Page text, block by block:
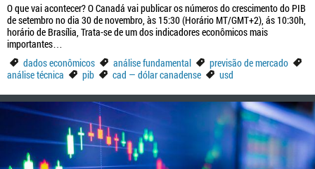
O que vai acontecer? O Canadá vai publicar os números do crescimento do PIB
de setembro no dia 30 de novembro, às 15:30 (Horário MT/GMT+2), ás 10:30h,
horário de Brasília, Trata-se de um dos indicadores econômicos mais
importantes…
dados econômicos
análise fundamental
previsão de mercado
análise técnica
pib cad — dólar canadense usd